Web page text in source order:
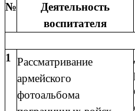
№
Деятельность
воспитателя
1 Рассматривание
армейского
фотоальбома